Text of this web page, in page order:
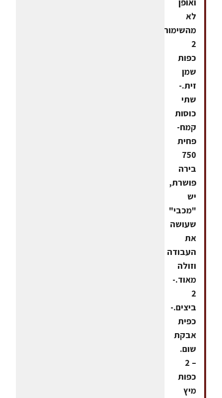
לא
מהשימורים.-
2
כפות
שמן
זית.-
שתי
כוסות
קמח-
פחית
750
בירה
פושרת,
יש
"מכבי"
שעושה
את
העבודה
וזולה
מאוד.-
2
ביצים.-
כפית
אבקת
שום.
– 2
כפות
מיץ